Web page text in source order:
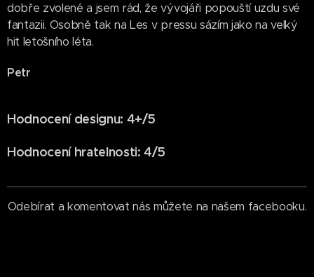
dobře zvolené a jsem rád, že vývojáři popouští uzdu své
fantazii. Osobně tak na Les v pressu sázím jako na velký
hit letošního léta.
Petr
Hodnocení designu: 4+/5
Hodnocení hratelnosti: 4/5
Odebírat a komentovat nás můžete na našem facebooku.